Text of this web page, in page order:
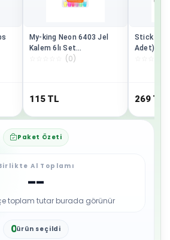
My-king Neon 6403 Jel
Kalem 6lı Set
Pe02227jkoon6
(0)
115 TL
Stick
Adet)
269 TL
Paket Özeti
Al Toplamı
--
toplam tutar burada görünür
0ürün seçildi